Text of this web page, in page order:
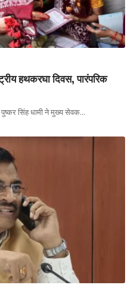
हथकरघा दिवस, पारंपरिक
सिंह धामी ने मुख्य सेवक…